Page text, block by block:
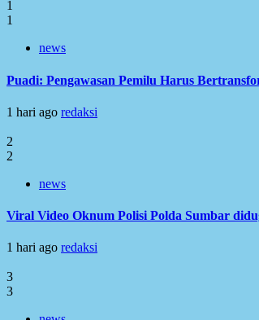
1
1
news
Puadi: Pengawasan Pemilu Harus
1 hari ago redaksi
2
2
news
Viral Video Oknum Polisi Polda Sumbar
1 hari ago redaksi
3
3